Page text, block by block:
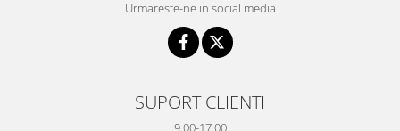
Centre de joaca exterior
Urmareste-ne in social media
SUPORT CLIENTI